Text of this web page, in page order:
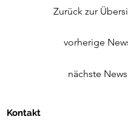
Zurück zur
vorherige
nächste News
Kontakt